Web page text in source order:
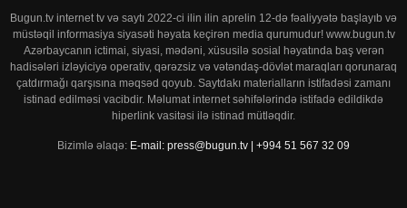
Bugun.tv internet tv və saytı 2022-ci ilin ilin aprelin 12-də fəaliyyətə başlayıb və
müstəqil informasiya siyasəti həyata keçirən media qurumudur! www.bugun.tv
Azərbaycanın ictimai, siyasi, mədəni, xüsusilə sosial həyatında baş verən
hadisələri izləyiciyə operativ, qərəzsiz və vətəndaş-dövlət maraqları qorunaraq
çatdırmağı qarşısına məqsəd qoyub. Saytdakı materialların istifadəsi zamanı
istinad edilməsi vacibdir. Məlumat internet səhifələrində istifadə edildikdə
hiperlink vasitəsi ilə istinad mütləqdir.
Bizimlə əlaqə: E-mail: press@bugun.tv | +994 51 567 32 09